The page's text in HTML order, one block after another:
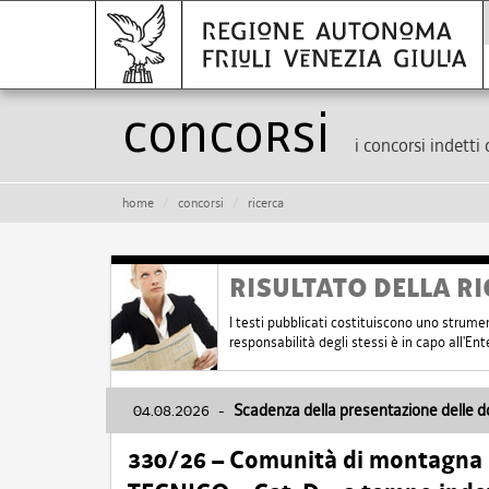
Concorsi i concorsi indetti
home concorsi ricerca
RISULTATO DELLA
I testi pubblicati costituiscono uno
responsabilità degli stessi è in capo
04.08.2026 - Scadenza della presentazione delle
330/26 – Comunità di montagna